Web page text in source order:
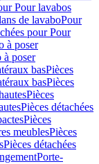
Pour lavabos
de lavaboPour
pour Pour
à poser
à poser
basPièces
basPièces
Pièces
Pièces détachées
Pièces
meublesPièces
Pièces détachées
Porte-